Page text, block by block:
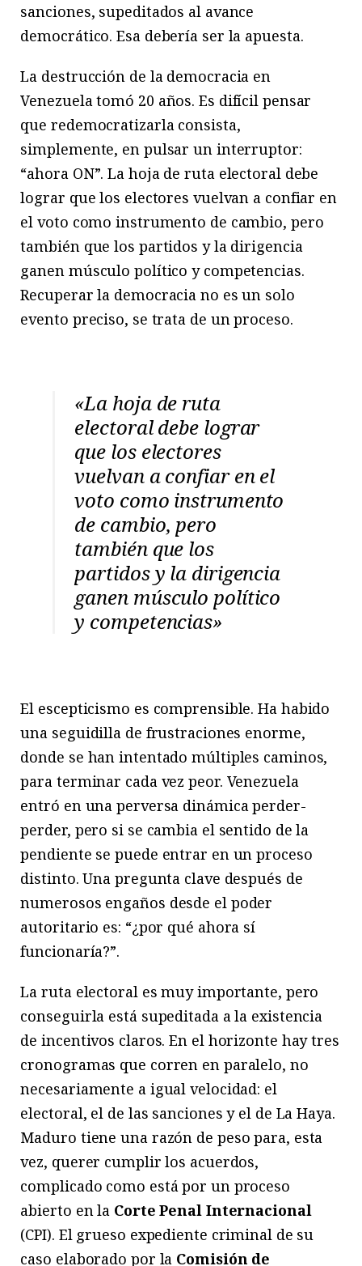
sanciones, supeditados al avance
democrático. Esa debería ser la apuesta.
La destrucción de la democracia en
Venezuela tomó 20 años. Es difícil pensar
que redemocratizarla consista,
simplemente, en pulsar un interruptor:
“ahora ON”. La hoja de ruta electoral debe
lograr que los electores vuelvan a confiar en
el voto como instrumento de cambio, pero
también que los partidos y la dirigencia
ganen músculo político y competencias.
Recuperar la democracia no es un solo
evento preciso, se trata de un proceso.
«La hoja de ruta
electoral debe lograr
que los electores
vuelvan a confiar en el
voto como instrumento
de cambio, pero
también que los
partidos y la dirigencia
ganen músculo político
y competencias»
El escepticismo es comprensible. Ha habido
una seguidilla de frustraciones enorme,
donde se han intentado múltiples caminos,
para terminar cada vez peor. Venezuela
entró en una perversa dinámica perder-
perder, pero si se cambia el sentido de la
pendiente se puede entrar en un proceso
distinto. Una pregunta clave después de
numerosos engaños desde el poder
autoritario es: “¿por qué ahora sí
funcionaría?”.
La ruta electoral es muy importante, pero
conseguirla está supeditada a la existencia
de incentivos claros. En el horizonte hay tres
cronogramas que corren en paralelo, no
necesariamente a igual velocidad: el
electoral, el de las sanciones y el de La Haya.
Maduro tiene una razón de peso para, esta
vez, querer cumplir los acuerdos,
complicado como está por un proceso
abierto en la Corte Penal Internacional
(CPI). El grueso expediente criminal de su
caso elaborado por la Comisión de